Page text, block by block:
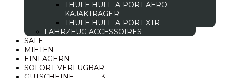
THULE HULL-A-PORT AERO
KAJAKTRÄGER
THULE HULL-A-PORT XTR
FAHRZEUG ACCESSOIRES
SALE
MIETEN
EINLAGERN
SOFORT VERFÜGBAR